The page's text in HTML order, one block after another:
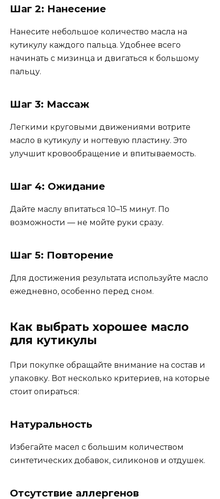
Шаг 2: Нанесение
Нанесите небольшое количество масла на
кутикулу каждого пальца. Удобнее всего
начинать с мизинца и двигаться к большому
пальцу.
Шаг 3: Массаж
Легкими круговыми движениями вотрите
масло в кутикулу и ногтевую пластину. Это
улучшит кровообращение и впитываемость.
Шаг 4: Ожидание
Дайте маслу впитаться 10–15 минут. По
возможности — не мойте руки сразу.
Шаг 5: Повторение
Для достижения результата используйте масло
ежедневно, особенно перед сном.
Как выбрать хорошее масло
для кутикулы
При покупке обращайте внимание на состав и
упаковку. Вот несколько критериев, на которые
стоит опираться:
Натуральность
Избегайте масел с большим количеством
синтетических добавок, силиконов и отдушек.
Отсутствие аллергенов